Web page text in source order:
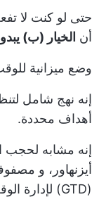
حتى لو كنت لا
أن الخيار (ب) يبدو
وضع ميزانية
إنه نهج شامل
أهداف محددة.
إنه مشابه لحجب
أيزنهاور، و
(GTD) لإدارة الوقت.